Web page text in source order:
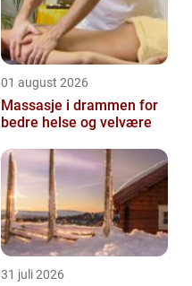
01 august 2026
Massasje i drammen for
bedre helse og velvære
31 juli 2026